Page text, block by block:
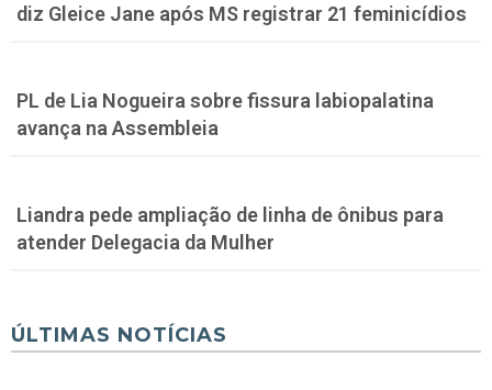
diz Gleice Jane após MS registrar 21 feminicídios
PL de Lia Nogueira sobre fissura labiopalatina
avança na Assembleia
Liandra pede ampliação de linha de ônibus para
atender Delegacia da Mulher
ÚLTIMAS NOTÍCIAS